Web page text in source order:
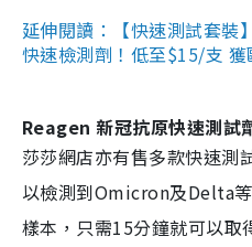
延伸閱讀：【快速測試套裝
快速檢測劑！低至$15/支
Reagen 新冠抗原快速測試
莎莎網店亦有售多款快速測
以檢測到Omicron及Delta
樣本，只需15分鐘就可以取